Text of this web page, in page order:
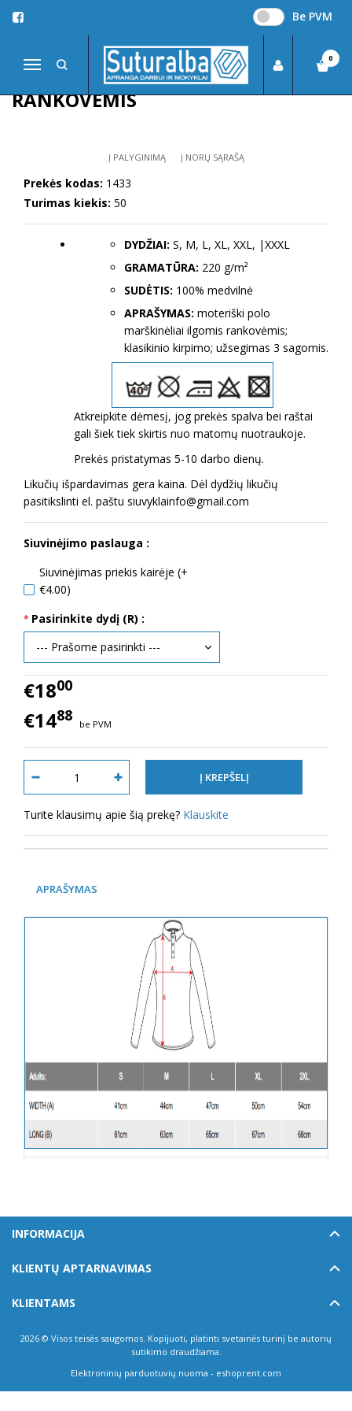
Be PVM
Navigacija
0
Pagrindinis
DŽEMPERIAI, LIEMENĖS, MARŠKINĖLIAI
Polo marškinėliai
POLO MARŠKINĖLIAI ILGOMIS RANKOVĖMIS
POLO MARŠKINĖLIAI ILGOMIS
RANKOVĖMIS
Į PALYGINIMĄ Į NORŲ SĄRAŠĄ
Prekės kodas: 1433
Turimas kiekis: 50
DYDŽIAI: S, M, L, XL, XXL, |XXXL
GRAMATŪRA: 220 g/m²
SUDĖTIS: 100% medvilnė
APRAŠYMAS: moteriški polo
marškinėliai ilgomis rankovėmis;
klasikinio kirpimo; užsegimas 3 sagomis.
Atkreipkite dėmesį, jog prekės spalva bei raštai
gali šiek tiek skirtis nuo matomų nuotraukoje.
Prekės pristatymas 5-10 darbo dienų.
Likučių išpardavimas gera kaina. Dėl dydžių likučių
pasitikslinti el. paštu siuvyklainfo@gmail.com
Siuvinėjimo paslauga :
Siuvinėjimas priekis kairėje (+
€4.00)
Pasirinkite dydį (R) :
€1800
€1488 be PVM
Turite klausimų apie šią prekę? Klauskite
APRAŠYMAS
INFORMACIJA
KLIENTŲ APTARNAVIMAS
KLIENTAMS
2026 © Visos teisės saugomos. Kopijuoti, platinti svetainės turinį be autorių
sutikimo draudžiama.
Elektroninių parduotuvių nuoma - eshoprent.com